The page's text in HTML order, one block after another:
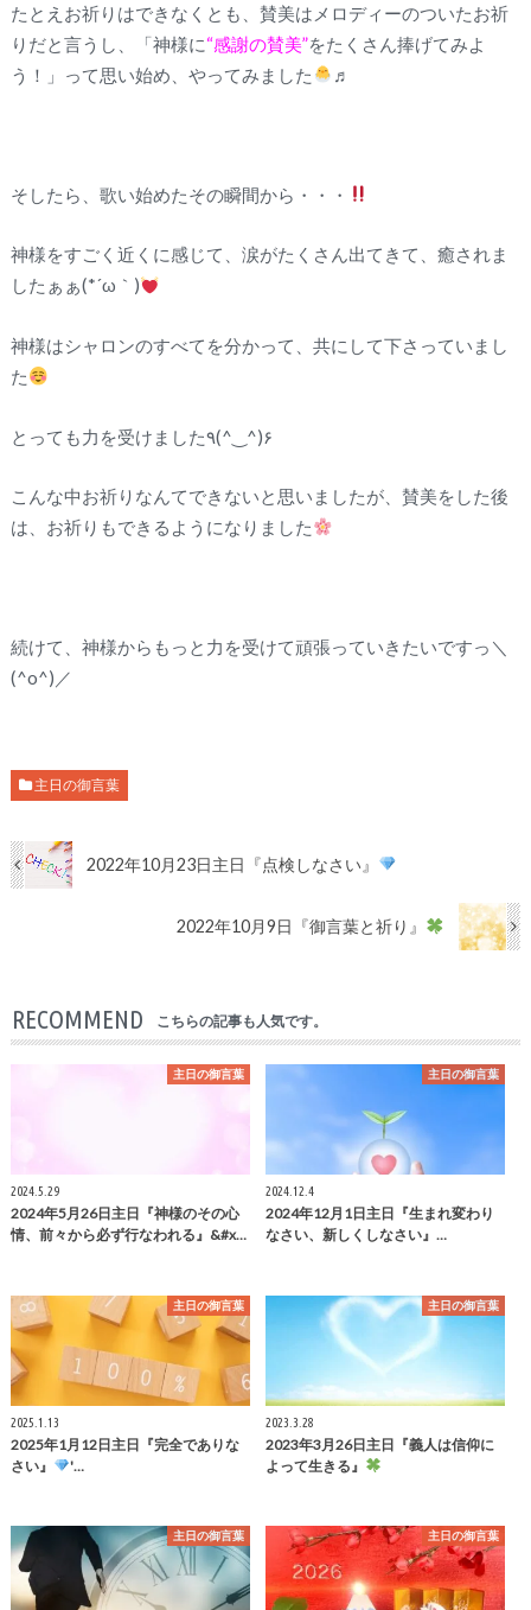
たとえお祈りはできなくとも、賛美はメロディーのついたお祈
りだと言うし、「神様に“感謝の賛美”をたくさん捧げてみよ
う！」って思い始め、やってみました
♬
そしたら、歌い始めたその瞬間から・・・
神様をすごく近くに感じて、涙がたくさん出てきて、癒されま
したぁぁ(*´ω｀)
神様はシャロンのすべてを分かって、共にして下さっていまし
た
とっても力を受けました٩(^‿^)۶
こんな中お祈りなんてできないと思いましたが、賛美をした後
は、お祈りもできるようになりました
続けて、神様からもっと力を受けて頑張っていきたいですっ＼
(^o^)／
主日の御言葉
2022年10月23日主日『点検しなさい』
2022年10月9日『御言葉と祈り』
RECOMMEND こちらの記事も人気です。
主日の御言葉
2024.5.29
2024年5月26日主日『神様のその心
情、前々から必ず行なわれる』&#x…
主日の御言葉
2024.12.4
2024年12月1日主日『生まれ変わり
なさい、新しくしなさい』…
主日の御言葉
2025.1.13
2025年1月12日主日『完全でありな
さい』
'…
主日の御言葉
2023.3.28
2023年3月26日主日『義人は信仰に
よって生きる』
主日の御言葉 主日の御言葉